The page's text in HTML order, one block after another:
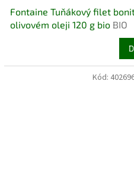
Fontaine Tuňákový filet
olivovém oleji 120 g bio BIO
Kód: